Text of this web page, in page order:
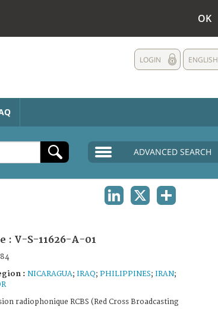
OK
ENGLISH
LOGIN
ADVANCED SEARCH
: V-S-11626-A-01
: NICARAGUA; IRAQ; PHILIPPINES; IRAN;
radiophonique RCBS (Red Cross Broadcasting